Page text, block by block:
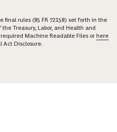
final rules (85 FR 72158) set forth in the
Treasury, Labor, and Health and
Machine Readable Files orhere
Act Disclosure.